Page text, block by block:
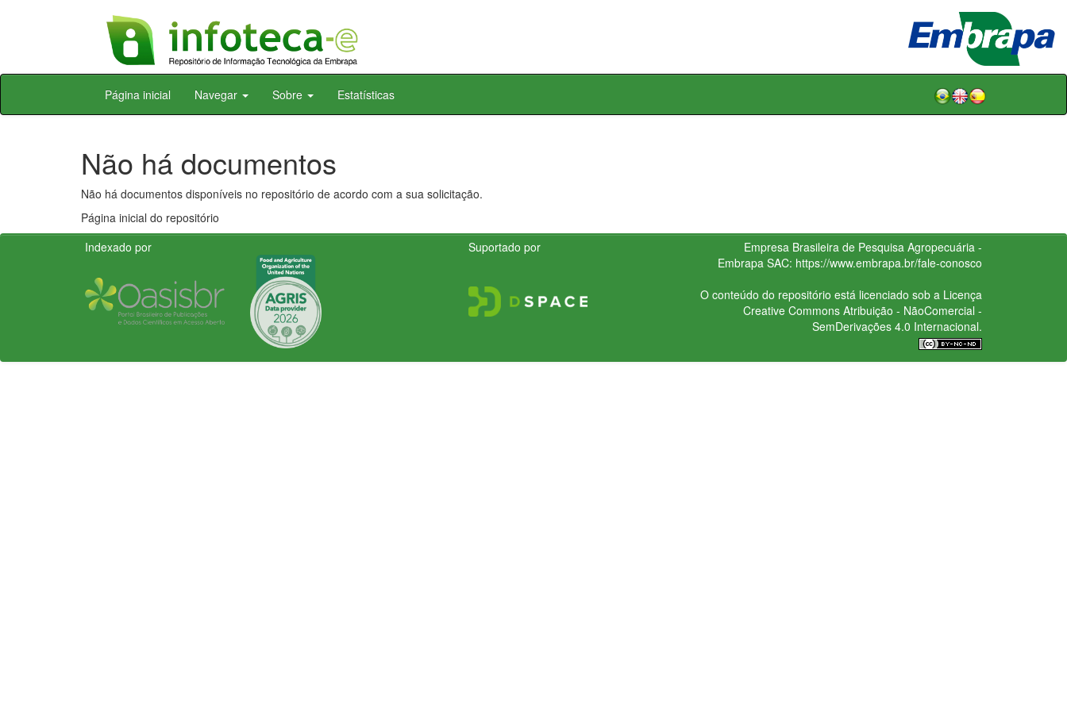
Skip
Página inicial Navegar Sobre Estatísticas
Não há documentos
Não há documentos disponíveis no repositório de acordo com a sua solicitação.
Página inicial do repositório
Indexado por
Suportado por
Empresa Brasileira de Pesquisa Agropecuária -
Embrapa SAC: https://www.embrapa.br/fale-conosco
O conteúdo do repositório está licenciado sob a Licença
Creative CommonsAtribuição - NãoComercial -
SemDerivações 4.0 Internacional.